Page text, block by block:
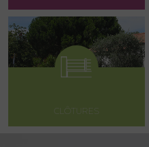
CLÔTURES